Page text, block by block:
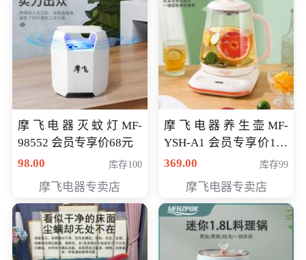
摩飞电器灭蚊灯MF-
98552 会员专享价68元
98.00
库存100
摩飞电器专卖店
摩飞电器养生壶MF-
YSH-A1 会员专享价198
元
369.00 库存99
摩飞电器专卖店